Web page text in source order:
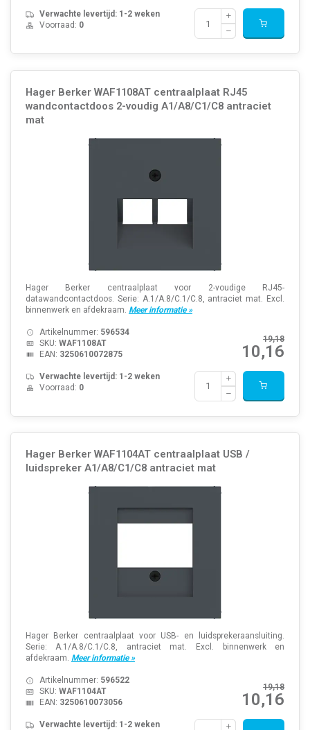
Verwachte levertijd: 1-2 weken
Voorraad: 0
Hager Berker WAF1108AT centraalplaat RJ45
wandcontactdoos 2-voudig A1/A8/C1/C8 antraciet
mat
Hager Berker centraalplaat voor 2-voudige RJ45-
datawandcontactdoos. Serie: A.1/A.8/C.1/C.8, antraciet mat. Excl.
binnenwerk en afdekraam. Meer informatie »
19,18
10,16
Artikelnummer: 596534
SKU: WAF1108AT
EAN: 3250610072875
Verwachte levertijd: 1-2 weken
Voorraad: 0
Hager Berker WAF1104AT centraalplaat USB /
luidspreker A1/A8/C1/C8 antraciet mat
Hager Berker centraalplaat voor USB- en luidsprekeraansluiting.
Serie: A.1/A.8/C.1/C.8, antraciet mat. Excl. binnenwerk en
afdekraam. Meer informatie »
19,18
10,16
Artikelnummer: 596522
SKU: WAF1104AT
EAN: 3250610073056
Verwachte levertijd: 1-2 weken